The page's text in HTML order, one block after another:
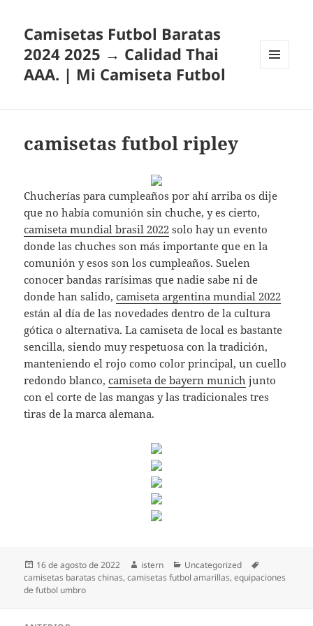
Camisetas Futbol Baratas
2024 2025 → Calidad Thai
AAA. | Mi Camiseta Futbol
camisetas futbol ripley
Chucherías para cumpleaños por ahí arriba os dije
que no había comunión sin chuche, y es cierto,
camiseta mundial brasil 2022 solo hay un evento
donde las chuches son más importante que en la
comunión y esos son los cumpleaños. Suelen
conocer bandas rarísimas que nadie sabe ni de
donde han salido,camiseta argentina mundial 2022
están al día de las novedades dentro de la cultura
gótica o alternativa. La camiseta de local es bastante
sencilla, siendo muy respetuosa con la tradición,
manteniendo el rojo como color principal, un cuello
redondo blanco,camiseta de bayern munich junto
con el corte de las mangas y las tradicionales tres
tiras de la marca alemana.
Publicado
el
16 de agosto de 2022 Autor
istern Categorías
Uncategorized
camisetas baratas chinas,camisetas futbol amarillas,equipaciones
de futbol umbro